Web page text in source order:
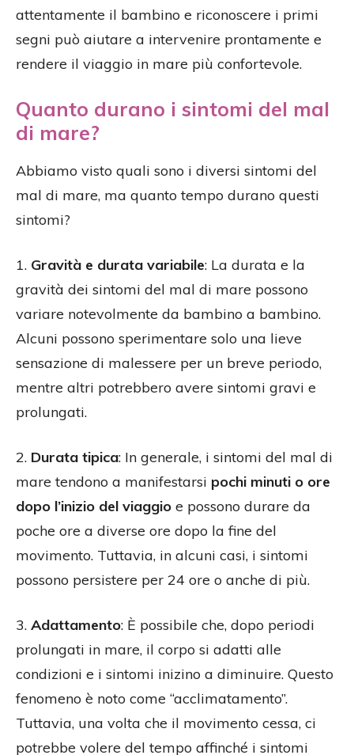
attentamente il bambino e riconoscere i primi
segni può aiutare a intervenire prontamente e
rendere il viaggio in mare più confortevole.
Quanto durano i sintomi del mal
di mare?
Abbiamo visto quali sono i diversi sintomi del
mal di mare, ma quanto tempo durano questi
sintomi?
1. Gravità e durata variabile: La durata e la
gravità dei sintomi del mal di mare possono
variare notevolmente da bambino a bambino.
Alcuni possono sperimentare solo una lieve
sensazione di malessere per un breve periodo,
mentre altri potrebbero avere sintomi gravi e
prolungati.
2. Durata tipica: In generale, i sintomi del mal di
mare tendono a manifestarsi pochi minuti o ore
dopo l’inizio del viaggio e possono durare da
poche ore a diverse ore dopo la fine del
movimento. Tuttavia, in alcuni casi, i sintomi
possono persistere per 24 ore o anche di più.
3. Adattamento: È possibile che, dopo periodi
prolungati in mare, il corpo si adatti alle
condizioni e i sintomi inizino a diminuire. Questo
fenomeno è noto come “acclimatamento”.
Tuttavia, una volta che il movimento cessa, ci
potrebbe volere del tempo affinché i sintomi